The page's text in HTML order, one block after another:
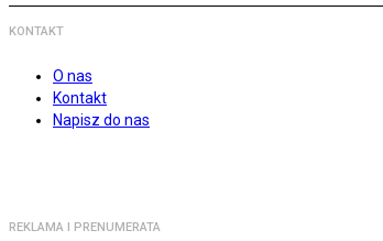
KONTAKT
O nas
Kontakt
Napisz do nas
REKLAMA I PRENUMERATA